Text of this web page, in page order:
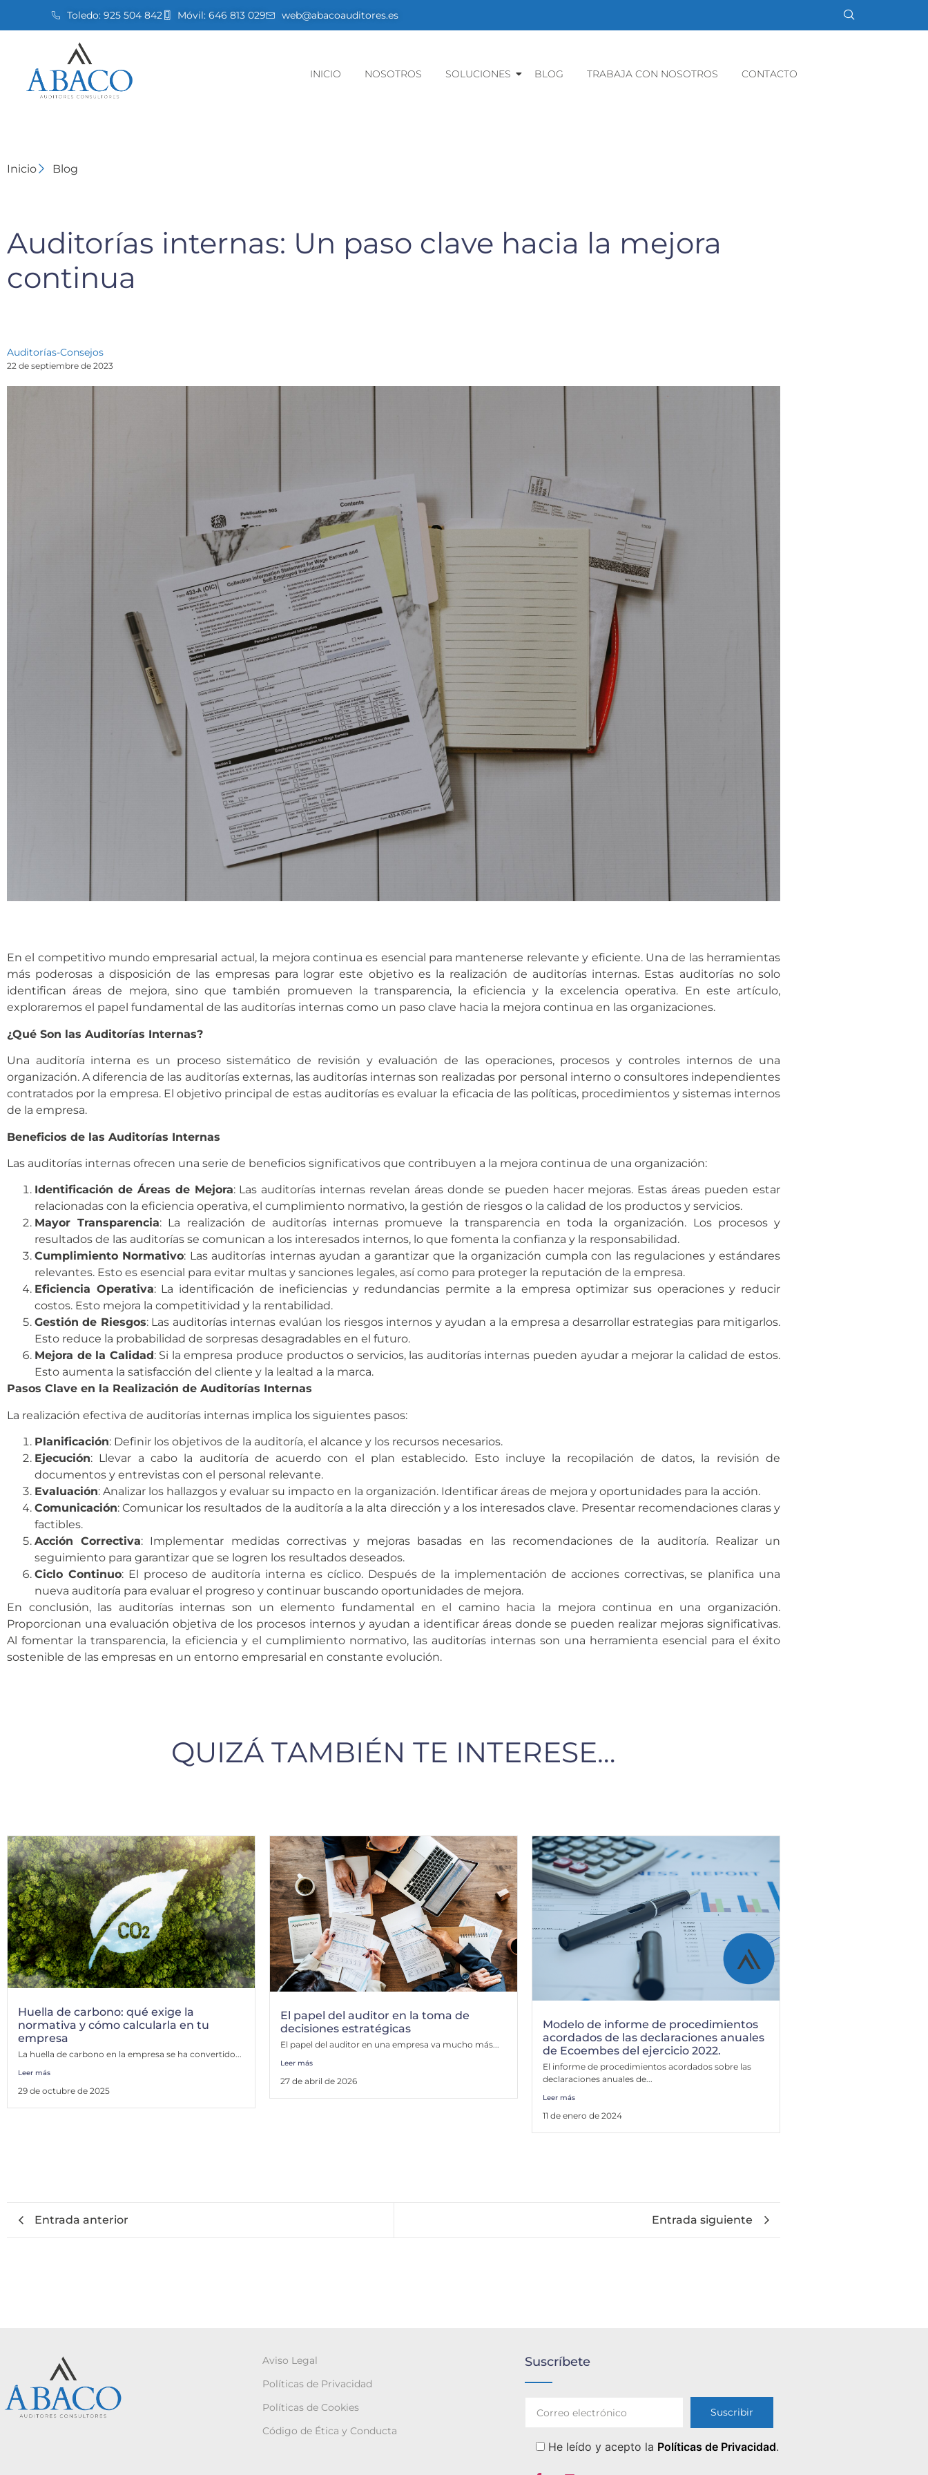
Toledo: 925 504 842 Móvil: 646 813 029 web@abacoauditores.es
INICIO NOSOTROS SOLUCIONES BLOG TRABAJA CON NOSOTROS CONTACTO
Inicio Blog
Auditorías internas: Un paso clave hacia la mejora
continua
Auditorías-Consejos
22 de septiembre de 2023
En el competitivo mundo empresarial actual, la mejora continua es esencial para mantenerse relevante y eficiente. Una de las herramientas
más poderosas a disposición de las empresas para lograr este objetivo es la realización de auditorías internas. Estas auditorías no solo
identifican áreas de mejora, sino que también promueven la transparencia, la eficiencia y la excelencia operativa. En este artículo,
exploraremos el papel fundamental de las auditorías internas como un paso clave hacia la mejora continua en las organizaciones.
¿Qué Son las Auditorías Internas?
Una auditoría interna es un proceso sistemático de revisión y evaluación de las operaciones, procesos y controles internos de una
organización. A diferencia de las auditorías externas, las auditorías internas son realizadas por personal interno o consultores independientes
contratados por la empresa. El objetivo principal de estas auditorías es evaluar la eficacia de las políticas, procedimientos y sistemas internos
de la empresa.
Beneficios de las Auditorías Internas
Las auditorías internas ofrecen una serie de beneficios significativos que contribuyen a la mejora continua de una organización:
Identificación de Áreas de Mejora: Las auditorías internas revelan áreas donde se pueden hacer mejoras. Estas áreas pueden estar
relacionadas con la eficiencia operativa, el cumplimiento normativo, la gestión de riesgos o la calidad de los productos y servicios.
Mayor Transparencia: La realización de auditorías internas promueve la transparencia en toda la organización. Los procesos y
resultados de las auditorías se comunican a los interesados internos, lo que fomenta la confianza y la responsabilidad.
Cumplimiento Normativo: Las auditorías internas ayudan a garantizar que la organización cumpla con las regulaciones y estándares
relevantes. Esto es esencial para evitar multas y sanciones legales, así como para proteger la reputación de la empresa.
Eficiencia Operativa: La identificación de ineficiencias y redundancias permite a la empresa optimizar sus operaciones y reducir
costos. Esto mejora la competitividad y la rentabilidad.
Gestión de Riesgos: Las auditorías internas evalúan los riesgos internos y ayudan a la empresa a desarrollar estrategias para mitigarlos.
Esto reduce la probabilidad de sorpresas desagradables en el futuro.
Mejora de la Calidad : Si la empresa produce productos o servicios, las auditorías internas pueden ayudar a mejorar la calidad de estos.
Esto aumenta la satisfacción del cliente y la lealtad a la marca.
Pasos Clave en la Realización de Auditorías Internas
La realización efectiva de auditorías internas implica los siguientes pasos:
Planificación: Definir los objetivos de la auditoría, el alcance y los recursos necesarios.
Ejecución: Llevar a cabo la auditoría de acuerdo con el plan establecido. Esto incluye la recopilación de datos, la revisión de
documentos y entrevistas con el personal relevante.
Evaluación: Analizar los hallazgos y evaluar su impacto en la organización. Identificar áreas de mejora y oportunidades para la acción.
Comunicación: Comunicar los resultados de la auditoría a la alta dirección y a los interesados clave. Presentar recomendaciones claras y
factibles.
Acción Correctiva: Implementar medidas correctivas y mejoras basadas en las recomendaciones de la auditoría. Realizar un
seguimiento para garantizar que se logren los resultados deseados.
Ciclo Continuo: El proceso de auditoría interna es cíclico. Después de la implementación de acciones correctivas, se planifica una
nueva auditoría para evaluar el progreso y continuar buscando oportunidades de mejora.
En conclusión, las auditorías internas son un elemento fundamental en el camino hacia la mejora continua en una organización.
Proporcionan una evaluación objetiva de los procesos internos y ayudan a identificar áreas donde se pueden realizar mejoras significativas.
Al fomentar la transparencia, la eficiencia y el cumplimiento normativo, las auditorías internas son una herramienta esencial para el éxito
sostenible de las empresas en un entorno empresarial en constante evolución.
QUIZÁ TAMBIÉN TE INTERESE…
Huella de carbono: qué exige la
normativa y cómo calcularla en tu
empresa
La huella de carbono en la empresa se ha convertido...
Leer más
29 de octubre de 2025
El papel del auditor en la toma de
decisiones estratégicas
El papel del auditor en una empresa va mucho más...
Leer más
27 de abril de 2026
Modelo de informe de procedimientos
acordados de las declaraciones anuales
de Ecoembes del ejercicio 2022.
El informe de procedimientos acordados sobre las
declaraciones anuales de...
Leer más
11 de enero de 2024
Entrada anterior Entrada siguiente
Aviso Legal
Políticas de Privacidad
Políticas de Cookies
Código de Ética y Conducta
Suscríbete
He leído y acepto la Políticas de Privacidad.